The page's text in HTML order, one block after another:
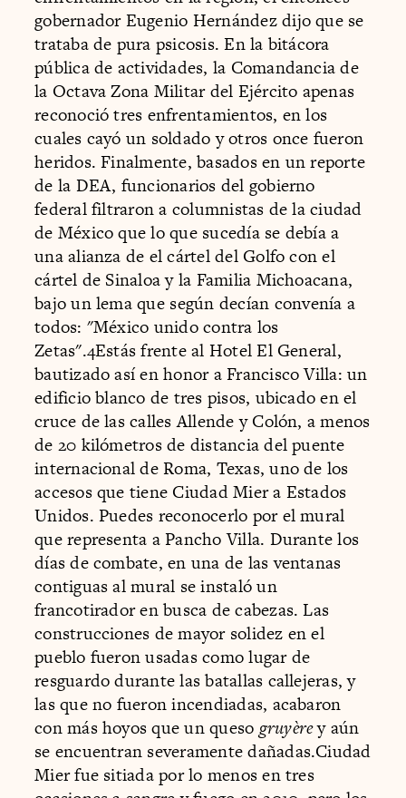
gobernador Eugenio Hernández dijo que se
trataba de pura psicosis. En la bitácora
pública de actividades, la Comandancia de
la Octava Zona Militar del Ejército apenas
reconoció tres enfrentamientos, en los
cuales cayó un soldado y otros once fueron
heridos. Finalmente, basados en un reporte
de la DEA, funcionarios del gobierno
federal filtraron a columnistas de la ciudad
de México que lo que sucedía se debía a
una alianza de el cártel del Golfo con el
cártel de Sinaloa y la Familia Michoacana,
bajo un lema que según decían convenía a
todos: "México unido contra los
Zetas".4Estás frente al Hotel El General,
bautizado así en honor a Francisco Villa: un
edificio blanco de tres pisos, ubicado en el
cruce de las calles Allende y Colón, a menos
de 20 kilómetros de distancia del puente
internacional de Roma, Texas, uno de los
accesos que tiene Ciudad Mier a Estados
Unidos. Puedes reconocerlo por el mural
que representa a Pancho Villa. Durante los
días de combate, en una de las ventanas
contiguas al mural se instaló un
francotirador en busca de cabezas. Las
construcciones de mayor solidez en el
pueblo fueron usadas como lugar de
resguardo durante las batallas callejeras, y
las que no fueron incendiadas, acabaron
con más hoyos que un queso gruyèrey aún
se encuentran severamente dañadas.Ciudad
Mier fue sitiada por lo menos en tres